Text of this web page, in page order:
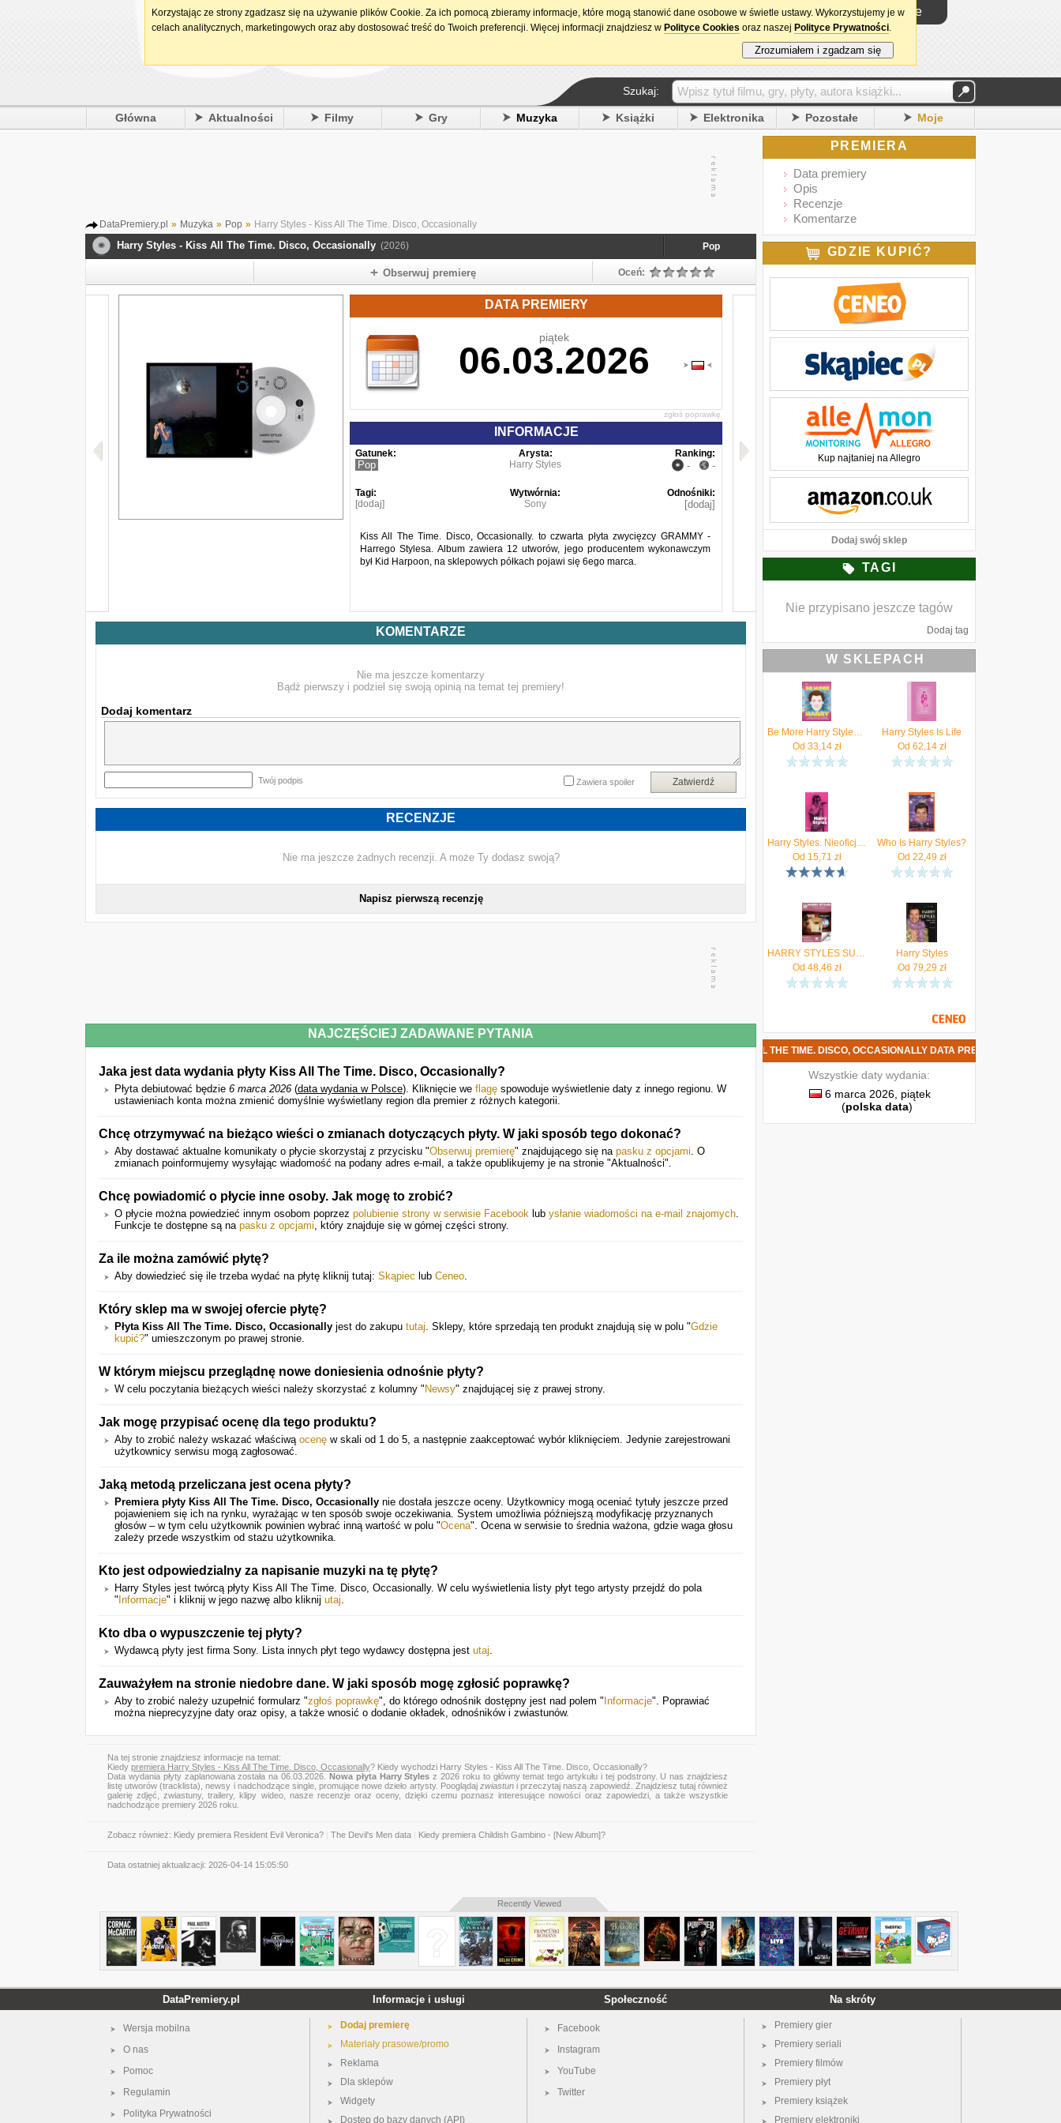
15. urodziny DataPremiery.pl Logowanie
Szukaj:
Główna Aktualności Filmy Gry Muzyka Książki Elektronika Pozostałe Moje
DataPremiery.pl » Muzyka » Pop » Harry Styles - Kiss All The Time. Disco, Occasionally
Harry Styles - Kiss All The Time. Disco, Occasionally (2026) Pop
Obserwuj premierę Oceń:
DATA PREMIERY
piątek
06.03.2026
zgłoś poprawkę
INFORMACJE
Gatunek:
Pop
Arysta:
Harry Styles
Ranking:
- -
Tagi:
[dodaj]
Wytwórnia:
Sony
Odnośniki:
[dodaj]
Kiss All The Time. Disco, Occasionally. to czwarta płyta zwycięzcy GRAMMY -
Harrego Stylesa. Album zawiera 12 utworów, jego producentem wykonawczym
był Kid Harpoon, na sklepowych półkach pojawi się 6ego marca.
KOMENTARZE
Nie ma jeszcze komentarzy
Bądź pierwszy i podziel się swoją opinią na temat tej premiery!
Dodaj komentarz
Twój podpis Zatwierdź
Zawiera spoiler
RECENZJE
Nie ma jeszcze żadnych recenzji. A może Ty dodasz swoją?
Napisz pierwszą recenzję
NAJCZĘŚCIEJ ZADAWANE PYTANIA
Jaka jest data wydania płyty Kiss All The Time. Disco, Occasionally?
Płyta debiutować będzie 6 marca 2026 (data wydania w Polsce). Kliknięcie we flagę spowoduje wyświetlenie daty z innego regionu. W
ustawieniach konta można zmienić domyślnie wyświetlany region dla premier z różnych kategorii.
Chcę otrzymywać na bieżąco wieści o zmianach dotyczących płyty. W jaki sposób tego dokonać?
Aby dostawać aktualne komunikaty o płycie skorzystaj z przycisku "Obserwuj premierę" znajdującego się na pasku z opcjami. O
zmianach poinformujemy wysyłając wiadomość na podany adres e-mail, a także opublikujemy je na stronie "Aktualności".
Chcę powiadomić o płycie inne osoby. Jak mogę to zrobić?
O płycie można powiedzieć innym osobom poprzez polubienie strony w serwisie Facebook lub ysłanie wiadomości na e-mail znajomych.
Funkcje te dostępne są na pasku z opcjami, który znajduje się w górnej części strony.
Za ile można zamówić płytę?
Aby dowiedzieć się ile trzeba wydać na płytę kliknij tutaj: Skąpiec lub Ceneo.
Który sklep ma w swojej ofercie płytę?
Płyta Kiss All The Time. Disco, Occasionally jest do zakupu tutaj. Sklepy, które sprzedają ten produkt znajdują się w polu "Gdzie
kupić?" umieszczonym po prawej stronie.
W którym miejscu przeglądnę nowe doniesienia odnośnie płyty?
W celu poczytania bieżących wieści należy skorzystać z kolumny " Newsy" znajdującej się z prawej strony.
Jak mogę przypisać ocenę dla tego produktu?
Aby to zrobić należy wskazać właściwą ocenę w skali od 1 do 5, a następnie zaakceptować wybór kliknięciem. Jedynie zarejestrowani
użytkownicy serwisu mogą zagłosować.
Jaką metodą przeliczana jest ocena płyty?
Premiera płyty Kiss All The Time. Disco, Occasionally nie dostała jeszcze oceny. Użytkownicy mogą oceniać tytuły jeszcze przed
pojawieniem się ich na rynku, wyrażając w ten sposób swoje oczekiwania. System umożliwia późniejszą modyfikację przyznanych
głosów – w tym celu użytkownik powinien wybrać inną wartość w polu "Ocena". Ocena w serwisie to średnia ważona, gdzie waga głosu
zależy przede wszystkim od stażu użytkownika.
Kto jest odpowiedzialny za napisanie muzyki na tę płytę?
Harry Styles jest twórcą płyty Kiss All The Time. Disco, Occasionally. W celu wyświetlenia listy płyt tego artysty przejdź do pola
" Informacje" i kliknij w jego nazwę albo kliknij utaj.
Kto dba o wypuszczenie tej płyty?
Wydawcą płyty jest firma Sony. Lista innych płyt tego wydawcy dostępna jest utaj.
Zauważyłem na stronie niedobre dane. W jaki sposób mogę zgłosić poprawkę?
Aby to zrobić należy uzupełnić formularz "zgłoś poprawkę", do którego odnośnik dostępny jest nad polem " Informacje". Poprawiać
można nieprecyzyjne daty oraz opisy, a także wnosić o dodanie okładek, odnośników i zwiastunów.
Na tej stronie znajdziesz informacje na temat:
Kiedy premiera Harry Styles - Kiss All The Time. Disco, Occasionally? Kiedy wychodzi Harry Styles - Kiss All The Time. Disco, Occasionally?
Data wydania płyty zaplanowana została na 06.03.2026. Nowa płyta Harry Styles z 2026 roku to główny temat tego artykułu i tej podstrony. U nas znajdziesz
listę utworów (tracklista), newsy i nadchodzące single, promujące nowe dzieło artysty. Pooglądaj zwiastuni przeczytaj naszą zapowiedź. Znajdziesz tutaj również
galerię zdjęć, zwiastuny, trailery, klipy wideo, nasze recenzje oraz oceny, dzięki czemu poznasz interesujące nowości oraz zapowiedzi, a także wszystkie
nadchodzące premiery 2026 roku.
Zobacz również: Kiedy premiera Resident Evil Veronica? The Devil's Men data Kiedy premiera Childish Gambino - [New Album]?
Data ostatniej aktualizacji: 2026-04-14 15:05:50
PREMIERA
Data premiery
Opis
Recenzje
Komentarze
GDZIE KUPIĆ?
Kup najtaniej na Allegro
Dodaj swój sklep
TAGI
Nie przypisano jeszcze tagów
Dodaj tag
W SKLEPACH
Be More Harry Styles DK
Od 33,14zł
Harry Styles Is Life
Od 62,14zł
Harry Styles. Nieoficjalna biografia
Od 15,71 zł
Who Is Harry Styles?
Od 22,49 zł
HARRY STYLES SUPER EASY SONGBK
Od 48,46 zł
Harry Styles
Od 79,29 zł
NOWA PŁYTA HARRY STYLES - KISS ALL THE TIME. DISCO, OCCASIONALLY DATA PREMIERY
Wszystkie daty wydania:
6 marca 2026, piątek
(polska data)
Recently Viewed
DataPremiery.pl
Wersja mobilna
O nas
Pomoc
Regulamin
Polityka Prywatności
Informacje i usługi
Dodaj premierę
Materiały prasowe/promo
Reklama
Dla sklepów
Widgety
Dostęp do bazy danych (API)
Społeczność
Facebook
Instagram
YouTube
Twitter
Na skróty
Premiery gier
Premiery seriali
Premiery filmów
Premiery płyt
Premiery książek
Premiery elektroniki
Korzystając ze strony zgadzasz się na używanie plików Cookie. Za ich pomocą zbieramy informacje, które mogą stanowić dane osobowe w świetle ustawy. Wykorzystujemy je w
celach analitycznych, marketingowych oraz aby dostosować treść do Twoich preferencji. Więcej informacji znajdziesz w Polityce Cookies oraz naszej Polityce Prywatności.
Zrozumiałem i zgadzam się